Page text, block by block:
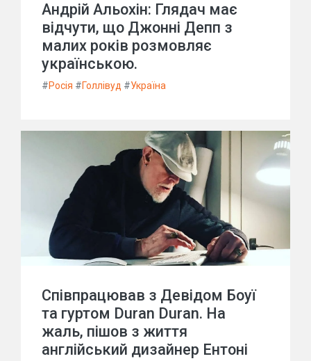
Андрій Альохін: Глядач має
відчути, що Джонні Депп з
малих років розмовляє
українською.
#Росія #Голлівуд #Україна
Співпрацював з Девідом Боуї
та гуртом Duran Duran. На
жаль, пішов з життя
англійський дизайнер Ентоні